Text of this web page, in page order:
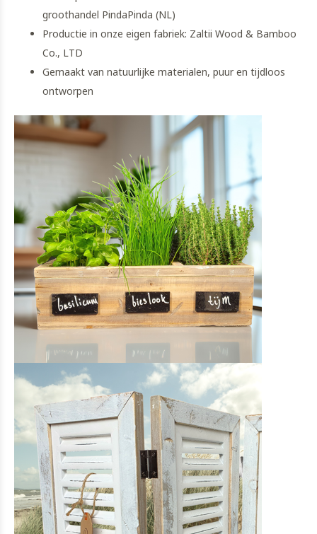
groothandel PindaPinda (NL)
Productie in onze eigen fabriek: Zaltii Wood & Bamboo
Co., LTD
Gemaakt van natuurlijke materialen, puur en tijdloos
ontworpen